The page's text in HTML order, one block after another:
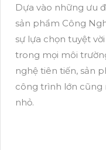
Dựa vào những ưu
sản phẩm Công
sự lựa chọn tuyệt
trong mọi môi
nghệ tiên tiến, sản
công trình lớn cũng
nhỏ.